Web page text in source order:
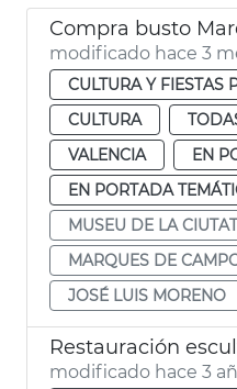
modificado hace 3
CULTURA Y FIESTAS
CULTURA
VALENCIA
EN
EN PORTADA
MUSEU DE LA CIUTAT
MARQUES DE
JOSÉ LUIS MORENO
Restauración
modificado hace 3